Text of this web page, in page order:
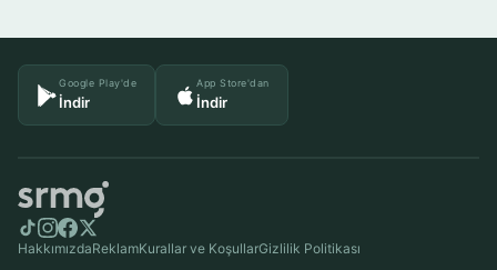
Google Play'de
İndir
App Store'dan
İndir
HakkımızdaReklamKurallar ve KoşullarGizlilik Politikası